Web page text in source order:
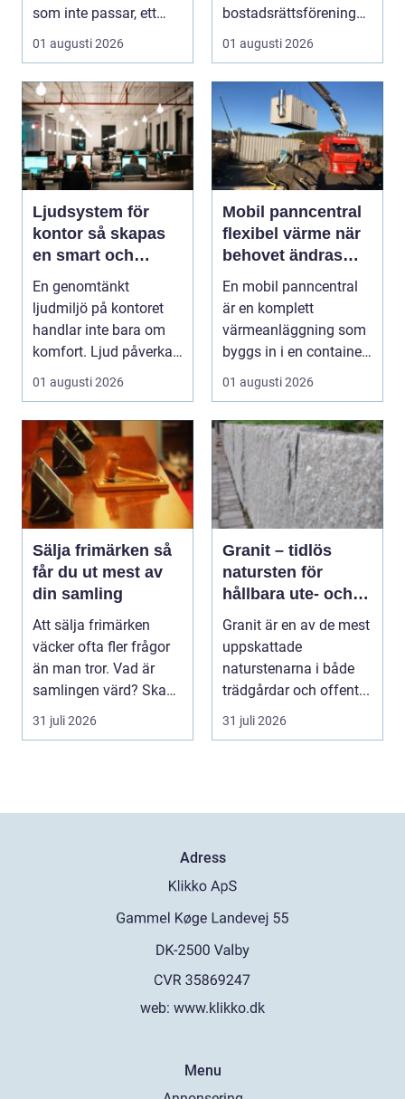
som inte passar, ett
armband som gått
sönd...
01 augusti 2026
bostadsrättsföreningar
och villaäg...
01 augusti 2026
Ljudsystem för
kontor så skapas
en smart och
hållbar ljudmiljö
En genomtänkt
ljudmiljö på kontoret
handlar inte bara om
komfort. Ljud påverkar
koncentration, stres...
01 augusti 2026
Mobil panncentral
flexibel värme när
behovet ändras
snabbt
En mobil panncentral
är en komplett
värmeanläggning som
byggs in i en container
eller trailer och ko...
01 augusti 2026
Sälja frimärken så
får du ut mest av
din samling
Att sälja frimärken
väcker ofta fler frågor
än man tror. Vad är
samlingen värd? Ska
man sälja allt p...
31 juli 2026
Granit – tidlös
natursten för
hållbara ute- och
innemiljöer
Granit är en av de mest
uppskattade
naturstenarna i både
trädgårdar och offent...
31 juli 2026
Adress
web: www.klikko.dk
Menu